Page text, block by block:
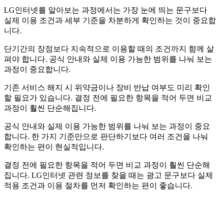
선
택
과
에
서
볼
세
항
LG인터넷를 알아보는 과정에서는 가장 눈에 띄는 문구보다
실제 이용 조건과 세부 기준을 차분하게 확인하는 것이 중요합
니다.
단기간의 장점보다 지속적으로 이용할 때의 조건까지 함께 살
펴야 합니다. 공식 안내와 실제 이용 가능한 범위를 나눠 보는
과정이 중요합니다.
기존 서비스 해지 시 위약금이나 장비 반납 여부도 미리 확인
할 필요가 있습니다. 결정 전에 필요한 항목을 적어 두면 비교
과정이 훨씬 단순해집니다.
공식 안내와 실제 이용 가능한 범위를 나눠 보는 과정이 중요
합니다. 한 가지 기준만으로 판단하기보다 여러 조건을 나눠
확인하는 편이 현실적입니다.
결정 전에 필요한 항목을 적어 두면 비교 과정이 훨씬 단순해
집니다. LG인터넷 관련 정보를 찾을 때는 광고 문구보다 실제
적용 조건과 이용 절차를 먼저 확인하는 편이 좋습니다.